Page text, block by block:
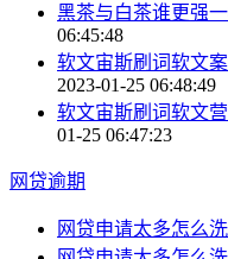
黑茶与白茶谁更强
06:45:48
软文宙斯刷词软文
2023-01-25 06:48:49
软文宙斯刷词软文
01-25 06:47:23
网贷逾期
网贷申请太多怎么